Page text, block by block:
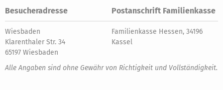
Besucheradresse
Wiesbaden
Klarenthaler Str. 34
65197 Wiesbaden
Postanschrift Familienkasse
Familienkasse Hessen, 34196
Kassel
Alle Angaben sind ohne Gewähr von Richtigkeit und Vollständigkeit.